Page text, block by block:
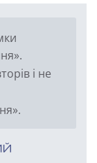
і не